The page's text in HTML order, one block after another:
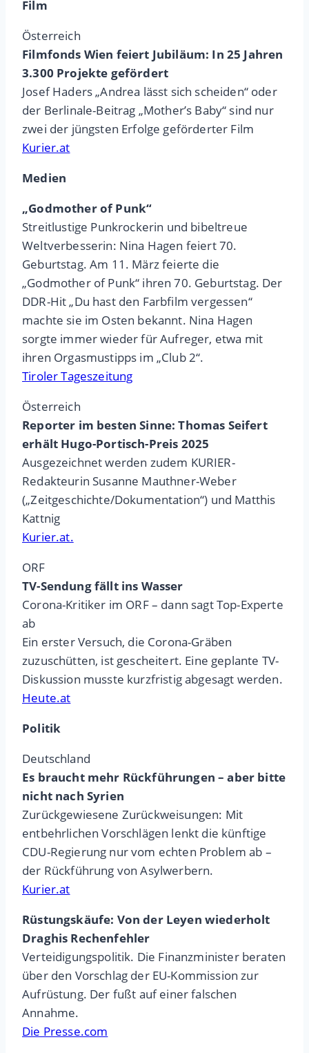
Film
Österreich
Filmfonds Wien feiert Jubiläum: In 25 Jahren
3.300 Projekte gefördert
Josef Haders „Andrea lässt sich scheiden“ oder
der Berlinale-Beitrag „Mother’s Baby“ sind nur
zwei der jüngsten Erfolge geförderter Film
Kurier.at
Medien
„Godmother of Punk“
Streitlustige Punkrockerin und bibeltreue
Weltverbesserin: Nina Hagen feiert 70.
Geburtstag. Am 11. März feierte die
„Godmother of Punk“ ihren 70. Geburtstag. Der
DDR-Hit „Du hast den Farbfilm vergessen“
machte sie im Osten bekannt. Nina Hagen
sorgte immer wieder für Aufreger, etwa mit
ihren Orgasmustipps im „Club 2“.
Tiroler Tageszeitung
Österreich
Reporter im besten Sinne: Thomas Seifert
erhält Hugo-Portisch-Preis 2025
Ausgezeichnet werden zudem KURIER-
Redakteurin Susanne Mauthner-Weber
(„Zeitgeschichte/Dokumentation“) und Matthis
Kattnig
Kurier.at.
ORF
TV-Sendung fällt ins Wasser
Corona-Kritiker im ORF – dann sagt Top-Experte
ab
Ein erster Versuch, die Corona-Gräben
zuzuschütten, ist gescheitert. Eine geplante TV-
Diskussion musste kurzfristig abgesagt werden.
Heute.at
Politik
Deutschland
Es braucht mehr Rückführungen – aber bitte
nicht nach Syrien
Zurückgewiesene Zurückweisungen: Mit
entbehrlichen Vorschlägen lenkt die künftige
CDU-Regierung nur vom echten Problem ab –
der Rückführung von Asylwerbern.
Kurier.at
Rüstungskäufe: Von der Leyen wiederholt
Draghis Rechenfehler
Verteidigungspolitik. Die Finanzminister beraten
über den Vorschlag der EU-Kommission zur
Aufrüstung. Der fußt auf einer falschen
Annahme.
Die Presse.com